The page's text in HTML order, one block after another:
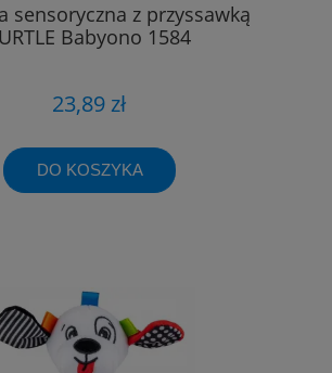
sensoryczna z przyssawką
Babyono 1584
23,89 zł
DO KOSZYKA